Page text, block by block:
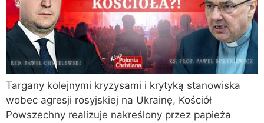
Targany kolejnymi kryzysami i krytyką stanowiska
wobec agresji rosyjskiej na Ukrainę, Kościół
Powszechny realizuje nakreślony przez papieża